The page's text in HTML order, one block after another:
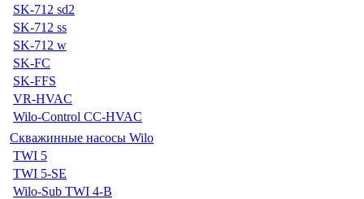
SK-712 sd2
SK-712 ss
SK-712 w
SK-FC
SK-FFS
VR-HVAC
Wilo-Control CC-HVAC
Скважинные насосы Wilo
TWI 5
TWI 5-SE
Wilo-Sub TWI 4-B